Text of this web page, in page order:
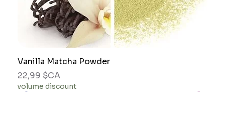
Vanilla Matcha Powder
Prix
22,99 $CA
volume discount